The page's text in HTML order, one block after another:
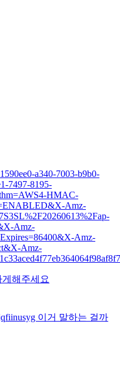
a340-7003-b9b0-
7497-8195-
HMAC-
Amz-
Amz-
Amz-
Amz-
해주세요
이거 말하는 걸까